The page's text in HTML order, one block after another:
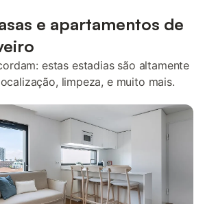
e apartamentos de
estas estadias são altamente
limpeza, e muito mais.